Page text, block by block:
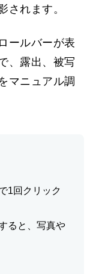
されます。
ールバーが表
、露出、被写
マニュアル調
1回クリック
ると、写真や